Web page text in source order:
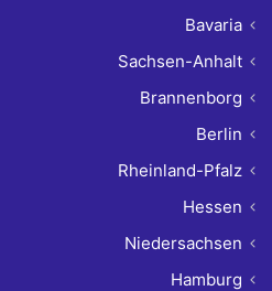
Bavaria
Sachsen-Anhalt
Brannenborg
Berlin
Rheinland-Pfalz
Hessen
Niedersachsen
Hamburg